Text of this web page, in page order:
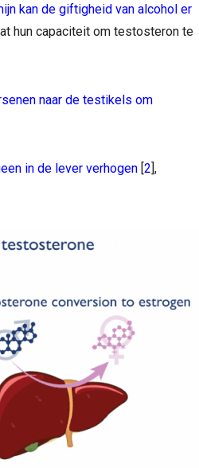
kan de giftigheid van alcohol er
hun capaciteit om testosteron te
naar de testikels om
in de lever verhogen [2],